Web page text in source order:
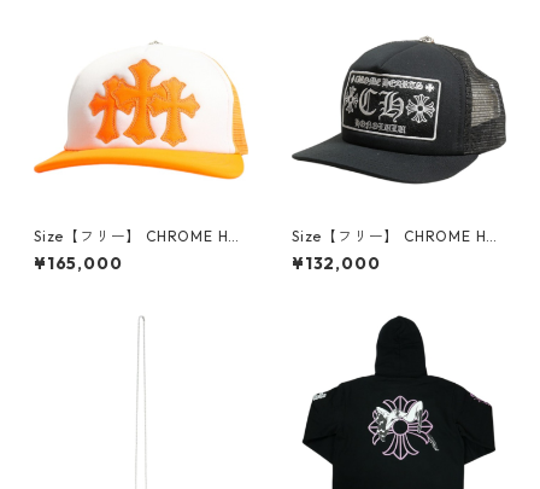
Size【フリー】 CHROME HEA
RTS クロム・ハーツ TRUCKE
R CAP NEW 3 CEM CRS ORA
¥165,000
Size【フリー】 CHROME HEA
RTS クロム・ハーツ HONOLU
LU TRUCKER CAP BLACK ホ
¥132,000